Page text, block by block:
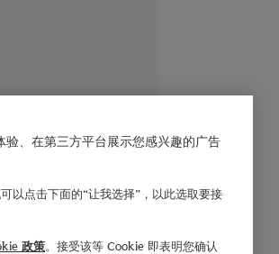
、在第三方平台展示您感兴趣的广告
以点击下面的“让我选择”，以此选取要接
政策。接受该等 Cookie 即表明您确认